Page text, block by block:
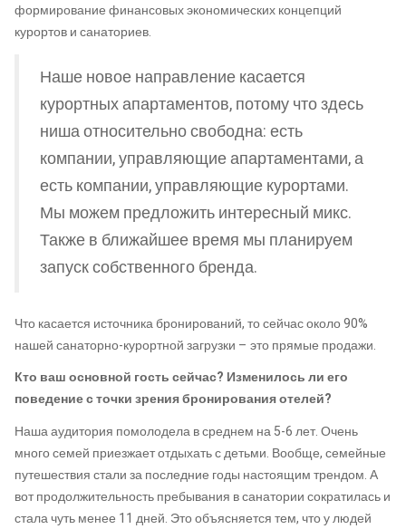
формирование финансовых экономических концепций
курортов и санаториев.
Наше новое направление касается
курортных апартаментов, потому что здесь
ниша относительно свободна: есть
компании, управляющие апартаментами, а
есть компании, управляющие курортами.
Мы можем предложить интересный микс.
Также в ближайшее время мы планируем
запуск собственного бренда.
Что касается источника бронирований, то сейчас около 90%
нашей санаторно-курортной загрузки – это прямые продажи.
Кто ваш основной гость сейчас? Изменилось ли его
поведение с точки зрения бронирования отелей?
Наша аудитория помолодела в среднем на 5-6 лет. Очень
много семей приезжает отдыхать с детьми. Вообще, семейные
путешествия стали за последние годы настоящим трендом. А
вот продолжительность пребывания в санатории сократилась и
стала чуть менее 11 дней. Это объясняется тем, что у людей